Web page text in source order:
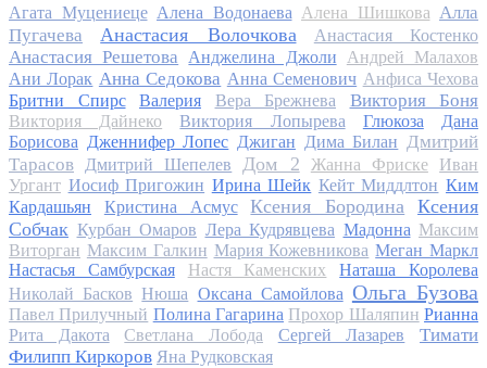
Агата Муцениеце Алена Водонаева Алена Шишкова Алла
Пугачева
Анастасия Волочкова Анастасия Костенко
Анастасия Решетова Анджелина Джоли
Андрей Малахов
Ани Лорак Анна Седокова Анна Семенович Анфиса Чехова
Бритни Спирс
Валерия Вера Брежнева Виктория Боня
Виктория Дайнеко Виктория Лопырева Глюкоза
Дана
Борисова Дженнифер Лопес Джиган Дима Билан Дмитрий
Тарасов
Дмитрий Шепелев Дом 2 Жанна Фриске
Иван
Ургант Иосиф Пригожин Ирина Шейк Кейт Миддлтон Ким
Кардашьян
Кристина Асмус Ксения Бородина
Ксения
Собчак Курбан Омаров Лера Кудрявцева Мадонна Максим
Виторган Максим Галкин Мария Кожевникова Меган Маркл
Настасья Самбурская
Настя Каменских
Наташа Королева
Николай Басков Нюша Оксана Самойлова Ольга Бузова
Павел Прилучный Полина Гагарина Прохор Шаляпин Рианна
Рита Дакота
Светлана Лобода Сергей Лазарев
Тимати
Филипп Киркоров Яна Рудковская